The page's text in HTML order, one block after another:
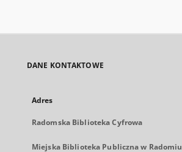
DANE KONTAKTOWE
Adres
Radomska Biblioteka Cyfrowa
Miejska Biblioteka Publiczna w Radomiu